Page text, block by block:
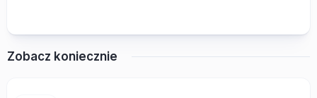
Zobacz koniecznie